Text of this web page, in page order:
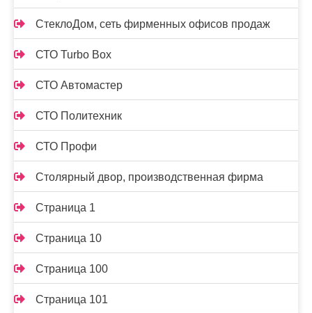
СтеклоДом, сеть фирменных офисов продаж
СТО Turbo Box
СТО Автомастер
СТО Политехник
СТО Профи
Столярный двор, производственная фирма
Страница 1
Страница 10
Страница 100
Страница 101